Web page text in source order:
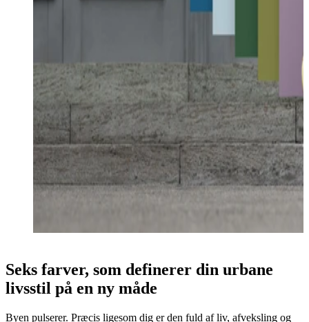
Seks farver, som definerer din urbane
livsstil på en ny måde
Byen pulserer. Præcis ligesom dig er den fuld af liv, afveksling og